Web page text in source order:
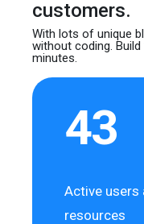
customers.
With lots of unique
without coding.
minutes.
43
Active users
resources